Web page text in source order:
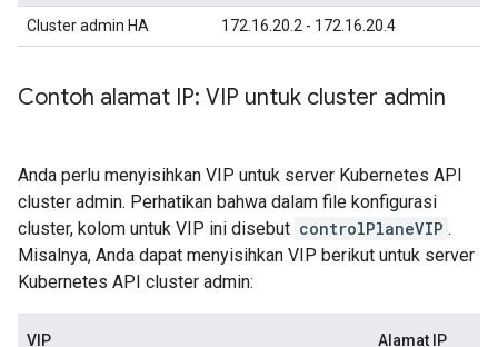
Cluster admin HA 172.16.20.2 - 172.16.20.4
Contoh alamat IP: VIP untuk cluster admin
Anda perlu menyisihkan VIP untuk server Kubernetes API
cluster admin. Perhatikan bahwa dalam file konfigurasi
cluster, kolom untuk VIP ini disebut controlPlaneVIP .
Misalnya, Anda dapat menyisihkan VIP berikut untuk server
Kubernetes API cluster admin:
VIP Alamat IP